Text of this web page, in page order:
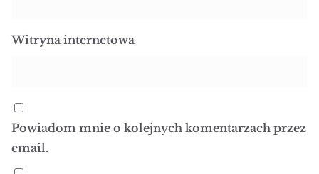
Witryna internetowa
Powiadom mnie o kolejnych komentarzach przez
email.